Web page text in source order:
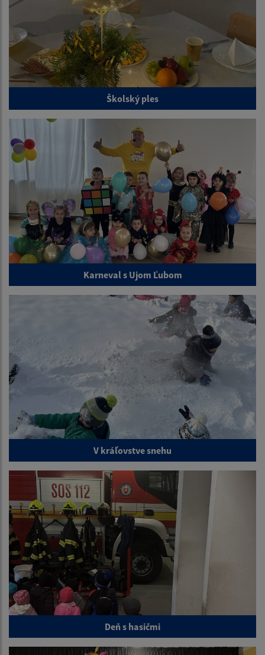
Školský ples
Karneval s Ujom Ľubom
V kráľovstve snehu
Deň s hasičmi